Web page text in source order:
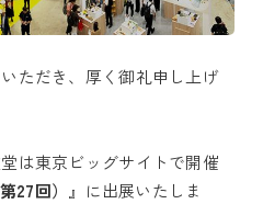
ただき、厚く御礼申し上げ
は東京ビッグサイトで開催
27回） 』に出展いたしま